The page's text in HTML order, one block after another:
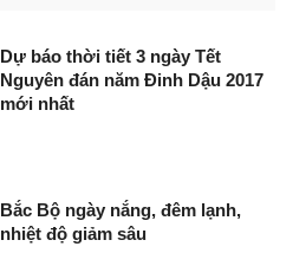
Dự báo thời tiết 3 ngày Tết
Nguyên đán năm Đinh Dậu 2017
mới nhất
Bắc Bộ ngày nắng, đêm lạnh,
nhiệt độ giảm sâu